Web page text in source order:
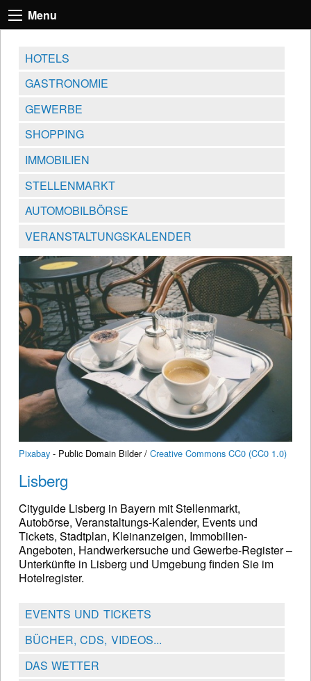
Menu
HOTELS
GASTRONOMIE
GEWERBE
SHOPPING
IMMOBILIEN
STELLENMARKT
AUTOMOBILBÖRSE
VERANSTALTUNGSKALENDER
Pixabay - Public Domain Bilder / Creative Commons CC0 (CC0 1.0)
Lisberg
Cityguide Lisberg in Bayern mit Stellenmarkt,
Autobörse, Veranstaltungs-Kalender, Events und
Tickets, Stadtplan, Kleinanzeigen, Immobilien-
Angeboten, Handwerkersuche und Gewerbe-Register –
Unterkünfte in Lisberg und Umgebung finden Sie im
Hotelregister.
EVENTS UND TICKETS
BÜCHER, CDS, VIDEOS...
DAS WETTER